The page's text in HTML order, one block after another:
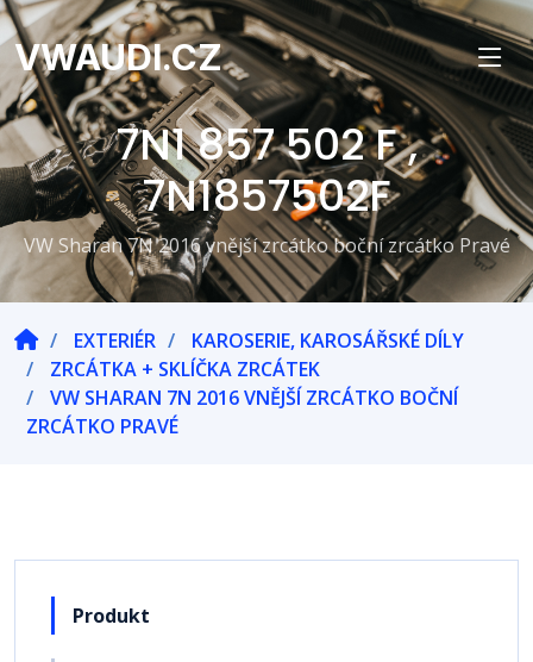
VWAUDI.CZ
7N1 857 502 F ,
7N1857502F
VW Sharan 7N 2016 vnější zrcátko boční zrcátko Pravé
EXTERIÉR
KAROSERIE, KAROSÁŘSKÉ DÍLY
ZRCÁTKA + SKLÍČKA ZRCÁTEK
VW SHARAN 7N 2016 VNĚJŠÍ ZRCÁTKO BOČNÍ
ZRCÁTKO PRAVÉ
Produkt